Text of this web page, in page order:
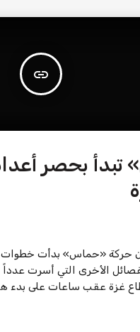
insert_link
بحصر أعداد
حركة «حماس» بدأت خطوات
الفصائل الأخرى التي أسرت